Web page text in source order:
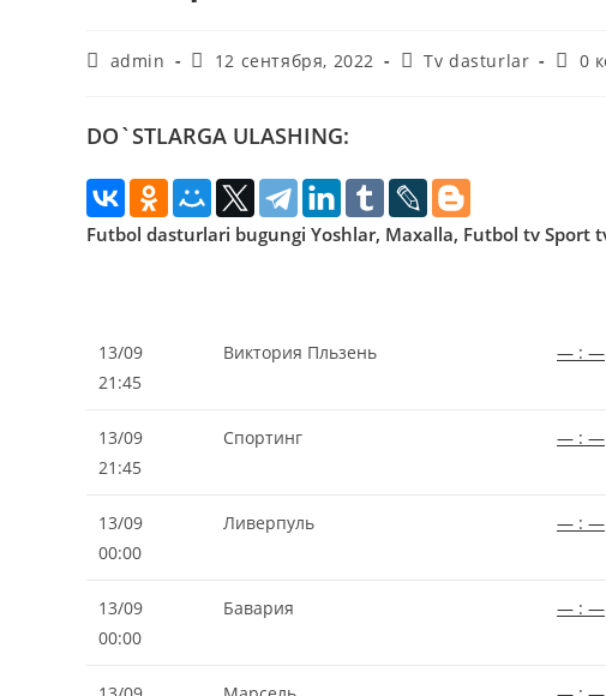
Авторadmin
Запись
12 сентября, 2022
Рубрика
Tv dasturlar 0
DO`STLARGA ULASHING:
Futbol dasturlari bugungi Yoshlar, Maxalla, Futbol tv Sport
13/09
21:45
Виктория Пльзень — : —
13/09
21:45
Спортинг — : —
13/09
00:00
Ливерпуль — : —
13/09
00:00
Бавария — : —